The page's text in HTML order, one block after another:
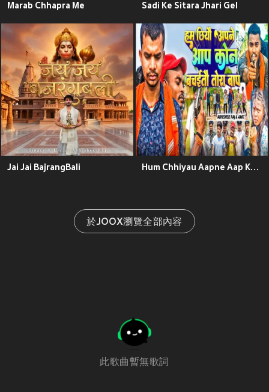
Marab Chhapra Me Sadi Ke Sitara Jhari Gel
Jai Jai BajrangBali Hum Chhiyau Aapne Aap Kon Bachaitau Tora Baap
於JOOX瀏覽全部內容
此歌曲暫無歌詞